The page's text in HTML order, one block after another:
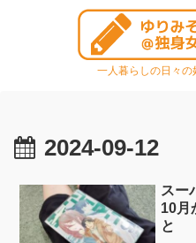
一人暮らしの日々の
2024-09-12
スー
10月
と